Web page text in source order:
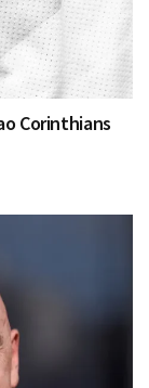
Corinthians